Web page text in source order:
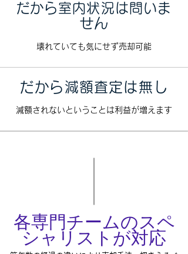
​だから室内状況は問いま
せん
​壊れていても気にせず売却可能
だから減額査定は無し
​減額されないということは利益が増えます
​各専門チームのスペ
シャリストが対応